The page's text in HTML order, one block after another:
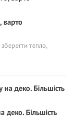
варто
тепло,
деко. Більшість